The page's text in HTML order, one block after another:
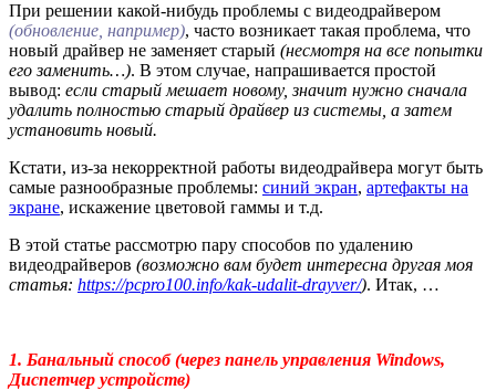
При решении какой-нибудь проблемы с видеодрайвером
(обновление, например), часто возникает такая проблема, что
новый драйвер не заменяет старый (несмотря на все попытки
его заменить…). В этом случае, напрашивается простой
вывод: если старый мешает новому, значит нужно сначала
удалить полностью старый драйвер из системы, а затем
установить новый.
Кстати, из-за некорректной работы видеодрайвера могут быть
самые разнообразные проблемы: синий экран, артефакты на
экране, искажение цветовой гаммы и т.д.
В этой статье рассмотрю пару способов по удалению
видеодрайверов (возможно вам будет интересна другая моя
статья: https://pcpro100.info/kak-udalit-drayver/). Итак, …
1. Банальный способ (через панель управления Windows,
Диспетчер устройств)